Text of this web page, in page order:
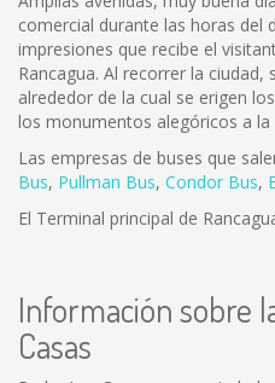
comercial durante las horas del
impresiones que recibe el
Rancagua. Al recorrer la ciudad,
alrededor de la cual se erigen
los monumentos alegóricos a la
Las empresas de buses que
Bus, Pullman Bus, Condor Bus,
El Terminal principal de
Información sobre
Casas